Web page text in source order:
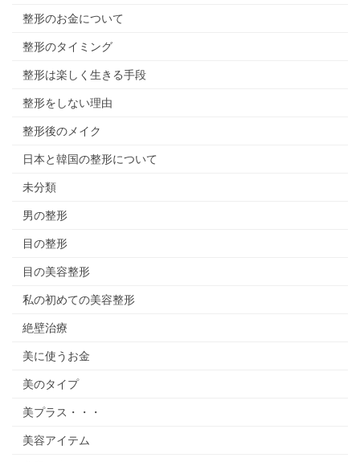
整形のお金について
整形のタイミング
整形は楽しく生きる手段
整形をしない理由
整形後のメイク
日本と韓国の整形について
未分類
男の整形
目の整形
目の美容整形
私の初めての美容整形
絶壁治療
美に使うお金
美のタイプ
美プラス・・・
美容アイテム